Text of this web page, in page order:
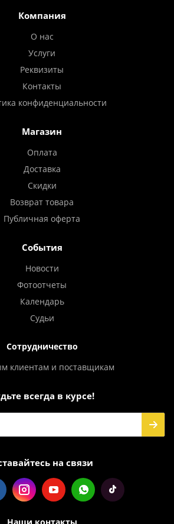
Компания
О нас
Услуги
Реквизиты
Контакты
конфиденциальности
Магазин
Оплата
Доставка
Скидки
Возврат товара
Публичная оферта
События
Новости
Фотоотчеты
Календарь
Судьи
Сотрудничество
клиентам и поставщикам
всегда в курсе!
на связи